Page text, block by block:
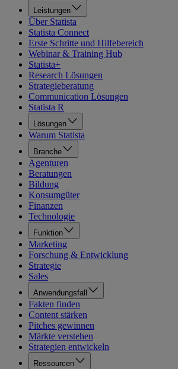
Leistungen
Über Statista
Statista Connect
Erste Schritte und Hilfebereich
Webinar & Training Hub
Statista+
Research Lösungen
Strategieberatung
Communication Lösungen
Statista R
Lösungen
Warum Statista
Branche
Agenturen
Beratungen
Bildung
Konsumgüter
Finanzen
Technologie
Funktion
Marketing
Forschung & Entwicklung
Strategie
Sales
Anwendungsfall
Fakten finden
Content stärken
Pitches gewinnen
Märkte verstehen
Strategien entwickeln
Ressourcen